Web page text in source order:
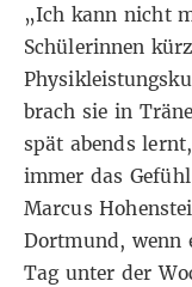
„Ich kann nicht
Schülerinnen
brach sie in
spät abends
immer das
Marcus
Dortmund, wenn
Tag unter der